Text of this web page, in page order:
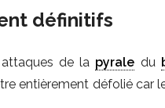
définitifs
de la pyrale du
entièrement défolié car